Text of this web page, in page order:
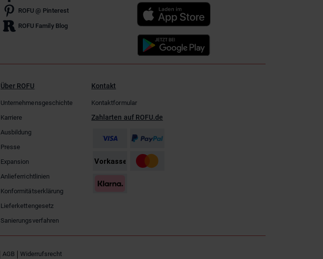
ROFU @ Pinterest
ROFU Family Blog
Über ROFU
Unternehmensgeschichte
Karriere
Ausbildung
Presse
Expansion
Anlieferrichtlinien
Konformitätserklärung
Lieferkettengesetz
Sanierungsverfahren
Kontakt
Kontaktformular
Zahlarten auf ROFU.de
AGB Widerrufsrecht